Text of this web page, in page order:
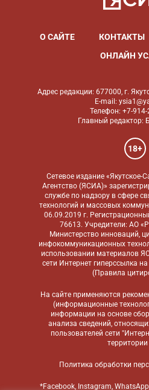
О САЙТЕ КОНТАКТЫ
ОНЛАЙН
Адрес редакции: 677000, г.
E-mail:
Телефон: +7-
Главный редактор:
18+
Сетевое издание
Агентство (ЯСИА)»
службе по надзору в сфере
технологий и массовых
06.09.2019 г.
76613. Учредители: АО
Министерство инноваций,
инфокоммуникационных
использовании материалов
сети Интернет гиперссылка
(Правила
На сайте применяются
(информационные
информации на основе
анализа сведений,
пользователей сети
Политика обработки
*Facebook, Instagram,